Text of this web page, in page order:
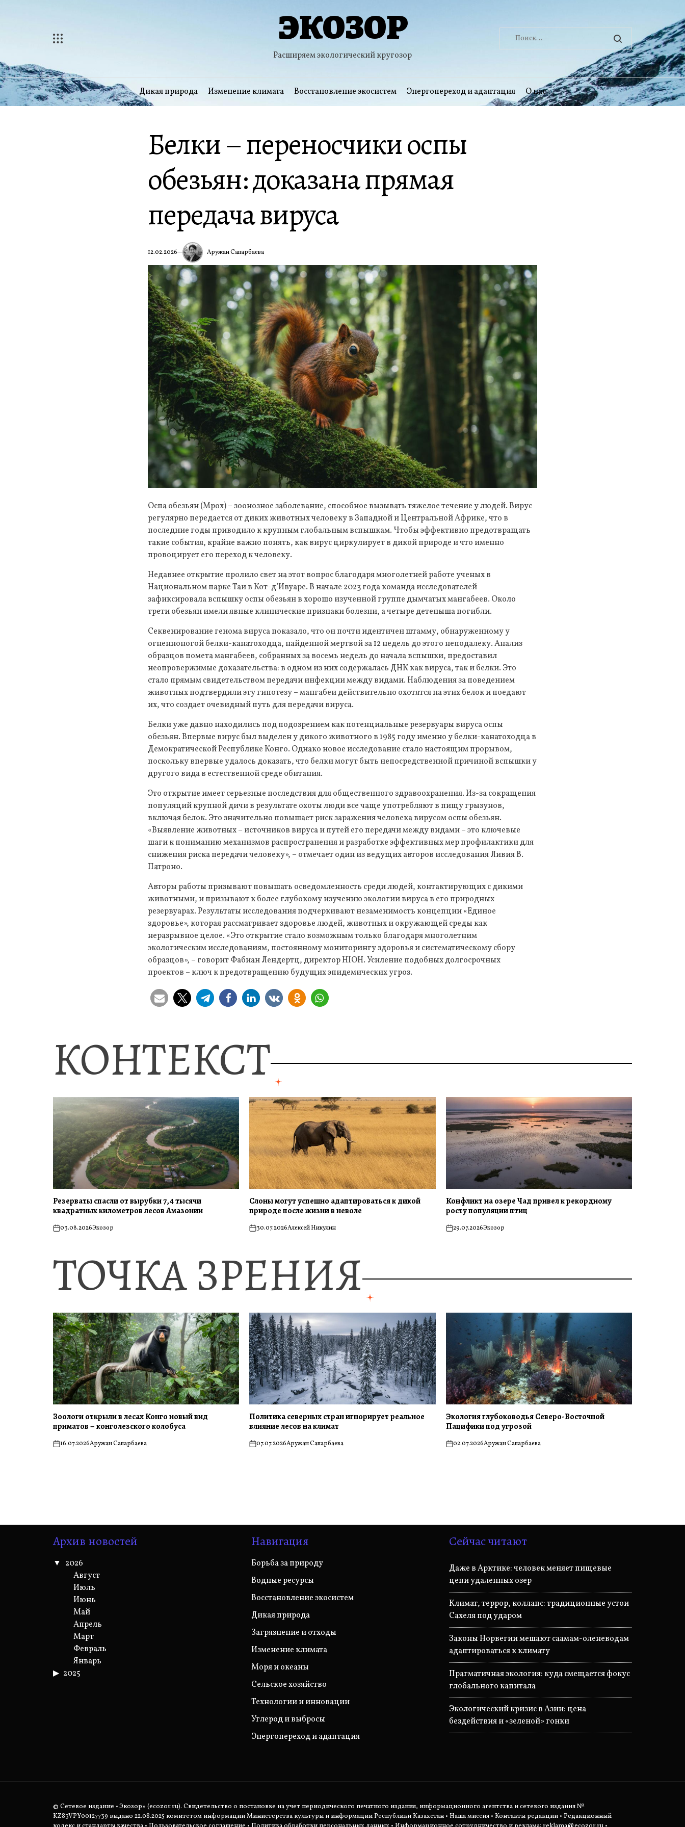
ЭКОЗОР
Расширяем экологический кругозор
Найти:
Дикая природа Изменение климата Восстановление экосистем Энергопереход и адаптация О нас
Белки – переносчики оспы
обезьян: доказана прямая
передача вируса
12.02.2026 Аружан Сапарбаева
Оспа обезьян (Mpox) – зоонозное заболевание, способное вызывать тяжелое течение у людей. Вирус
регулярно передается от диких животных человеку в Западной и Центральной Африке, что в
последние годы приводило к крупным глобальным вспышкам. Чтобы эффективно предотвращать
такие события, крайне важно понять, как вирус циркулирует в дикой природе и что именно
провоцирует его переход к человеку.
Недавнее открытие пролило свет на этот вопрос благодаря многолетней работе ученых в
Национальном парке Таи в Кот-д’Ивуаре. В начале 2023 года команда исследователей
зафиксировала вспышку оспы обезьян в хорошо изученной группе дымчатых мангабеев. Около
трети обезьян имели явные клинические признаки болезни, а четыре детеныша погибли.
Секвенирование генома вируса показало, что он почти идентичен штамму, обнаруженному у
огненноногой белки-канатоходца, найденной мертвой за 12 недель до этого неподалеку. Анализ
образцов помета мангабеев, собранных за восемь недель до начала вспышки, предоставил
неопровержимые доказательства: в одном из них содержалась ДНК как вируса, так и белки. Это
стало прямым свидетельством передачи инфекции между видами. Наблюдения за поведением
животных подтвердили эту гипотезу – мангабеи действительно охотятся на этих белок и поедают
их, что создает очевидный путь для передачи вируса.
Белки уже давно находились под подозрением как потенциальные резервуары вируса оспы
обезьян. Впервые вирус был выделен у дикого животного в 1985 году именно у белки-канатоходца в
Демократической Республике Конго. Однако новое исследование стало настоящим прорывом,
поскольку впервые удалось доказать, что белки могут быть непосредственной причиной вспышки у
другого вида в естественной среде обитания.
Это открытие имеет серьезные последствия для общественного здравоохранения. Из-за сокращения
популяций крупной дичи в результате охоты люди все чаще употребляют в пищу грызунов,
включая белок. Это значительно повышает риск заражения человека вирусом оспы обезьян.
«Выявление животных – источников вируса и путей его передачи между видами – это ключевые
шаги к пониманию механизмов распространения и разработке эффективных мер профилактики для
снижения риска передачи человеку», – отмечает один из ведущих авторов исследования Ливия В.
Патроно.
Авторы работы призывают повышать осведомленность среди людей, контактирующих с дикими
животными, и призывают к более глубокому изучению экологии вируса в его природных
резервуарах. Результаты исследования подчеркивают незаменимость концепции «Единое
здоровье», которая рассматривает здоровье людей, животных и окружающей среды как
неразрывное целое. «Это открытие стало возможным только благодаря многолетним
экологическим исследованиям, постоянному мониторингу здоровья и систематическому сбору
образцов», – говорит Фабиан Лендертц, директор HIOH. Усиление подобных долгосрочных
проектов – ключ к предотвращению будущих эпидемических угроз.
КОНТЕКСТ
Резерваты спасли от вырубки 7,4 тысячи
квадратных километров лесов Амазонии
on03.08.2026Экозор
Слоны могут успешно адаптироваться к дикой
природе после жизни в неволе
on30.07.2026Алексей Никулин
Конфликт на озере Чад привел к рекордному
росту популяции птиц
on29.07.2026Экозор
ТОЧКА ЗРЕНИЯ
Зоологи открыли в лесах Конго новый вид
приматов – конголезского колобуса
on16.07.2026Аружан Сапарбаева
Политика северных стран игнорирует реальное
влияние лесов на климат
on07.07.2026Аружан Сапарбаева
Экология глубоководья Северо-Восточной
Пацифики под угрозой
on02.07.2026Аружан Сапарбаева
Архив новостей
2026
Август
Июль
Июнь
Май
Апрель
Март
Февраль
Январь
2025
Навигация
Борьба за природу
Водные ресурсы
Восстановление экосистем
Дикая природа
Загрязнение и отходы
Изменение климата
Моря и океаны
Сельское хозяйство
Технологии и инновации
Углерод и выбросы
Энергопереход и адаптация
Сейчас читают
Даже в Арктике: человек меняет пищевые
цепи удаленных озер
Климат, террор, коллапс: традиционные устои
Сахеля под ударом
Законы Норвегии мешают саамам-оленеводам
адаптироваться к климату
Прагматичная экология: куда смещается фокус
глобального капитала
Экологический кризис в Азии: цена
бездействия и «зеленой» гонки
© Сетевое издание «Экозор» (ecozor.ru). Свидетельство о постановке на учет периодического печатного издания, информационного агентства и сетевого издания №
KZ83VPY00127739 выдано 22.08.2025 комитетом информации Министерства культуры и информации Республики Казахстан •Наша миссия •Контакты редакции •Редакционный